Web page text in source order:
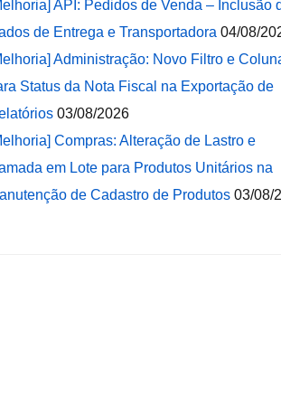
API: Pedidos de Venda – Inclusão
de Entrega e Transportadora 04/08/
Administração: Novo Filtro e
Status da Nota Fiscal na Exportação de
03/08/2026
Compras: Alteração de Lastro e
em Lote para Produtos Unitários na
de Cadastro de Produtos 03/08/